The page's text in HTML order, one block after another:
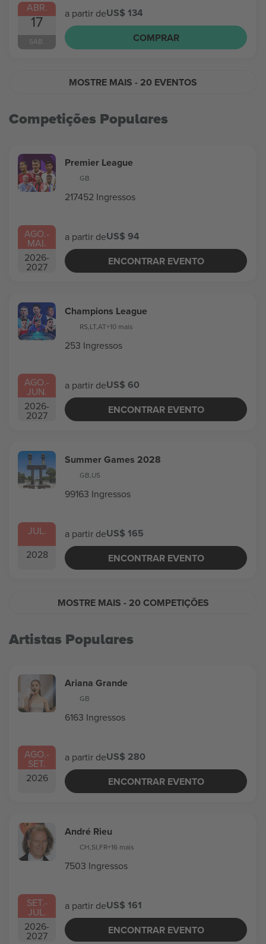
ABR.
17
SÁB.
a partir deUS$ 134
COMPRAR
MOSTRE MAIS - 20 EVENTOS
Competições Populares
AGO.-
MAI.
2026-
2027
Premier League
GB
217452 Ingressos
a partir deUS$ 94
ENCONTRAR EVENTO
AGO.-
JUN.
2026-
2027
Champions League
RS,LT,AT+10 mais
253 Ingressos
a partir deUS$ 60
ENCONTRAR EVENTO
JUL.
2028
Summer Games 2028
GB,US
99163 Ingressos
a partir deUS$ 165
ENCONTRAR EVENTO
MOSTRE MAIS - 20 COMPETIÇÕES
Artistas Populares
AGO.-
SET.
2026
Ariana Grande
GB
6163 Ingressos
a partir deUS$ 280
ENCONTRAR EVENTO
SET.-
JUL.
2026-
2027
André Rieu
CH,SI,FR+16 mais
7503 Ingressos
a partir deUS$ 161
ENCONTRAR EVENTO